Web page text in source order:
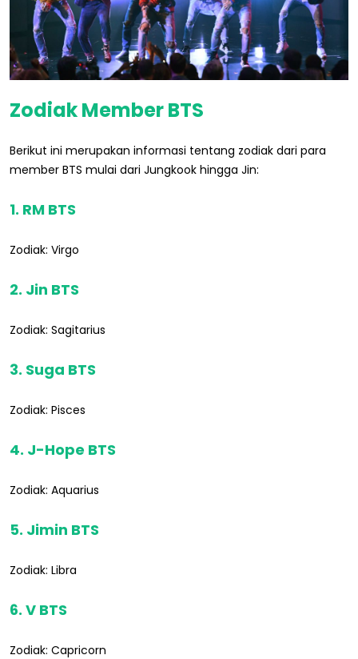
Zodiak Member BTS
Berikut ini merupakan informasi tentang zodiak dari para
member BTS mulai dari Jungkook hingga Jin:
1. RM BTS
Zodiak: Virgo
2. Jin BTS
Zodiak: Sagitarius
3. Suga BTS
Zodiak: Pisces
4. J-Hope BTS
Zodiak: Aquarius
5. Jimin BTS
Zodiak: Libra
6. V BTS
Zodiak: Capricorn